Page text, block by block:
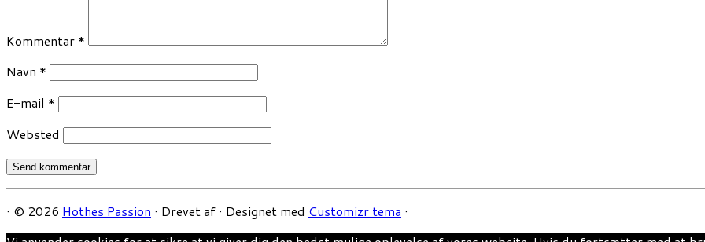
Kommentar *
Navn *
E-mail *
Websted
· © 2026 Hothes Passion · Drevet af · Designet med Customizr tema ·